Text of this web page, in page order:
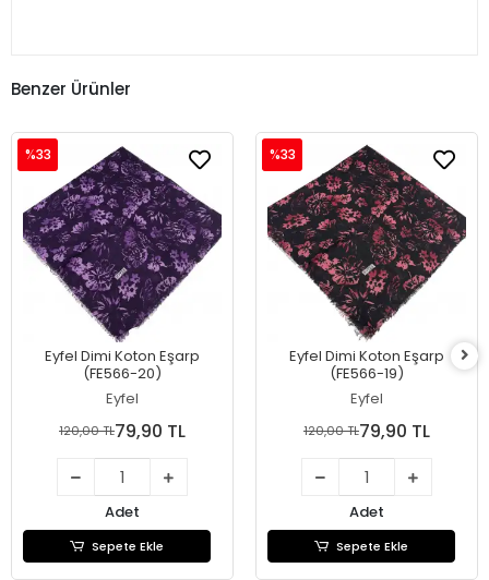
Benzer Ürünler
Eyfel Dimi Koton Eşarp
(FE566-20)
Eyfel
%33
120,00 TL79,90 TL
Adet
Sepete Ekle
Eyfel Dimi Koton Eşarp
(FE566-19)
Eyfel
%33
120,00 TL79,90 TL
Adet
Sepete Ekle